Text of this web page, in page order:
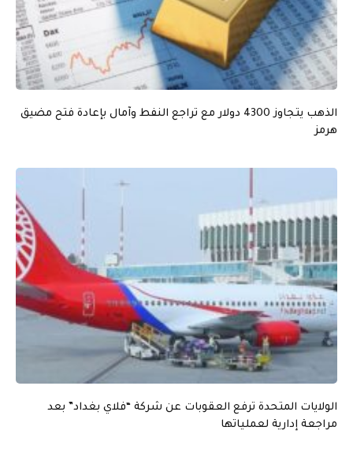
الذهب يتجاوز 4300 دولار مع تراجع النفط وآمال بإعادة فتح مضيق
هرمز
الولايات المتحدة ترفع العقوبات عن شركة “فلاي بغداد” بعد
مراجعة إدارية لعملياتها